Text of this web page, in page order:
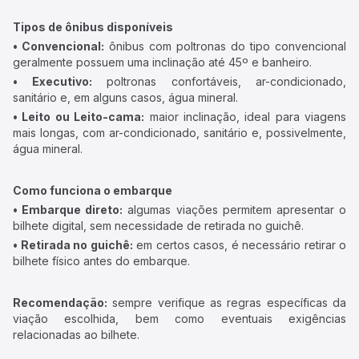
Tipos de ônibus disponíveis
• Convencional: ônibus com poltronas do tipo convencional
geralmente possuem uma inclinação até 45º e banheiro.
• Executivo: poltronas confortáveis, ar-condicionado,
sanitário e, em alguns casos, água mineral.
• Leito ou Leito-cama: maior inclinação, ideal para viagens
mais longas, com ar-condicionado, sanitário e, possivelmente,
água mineral.
Como funciona o embarque
• Embarque direto: algumas viações permitem apresentar o
bilhete digital, sem necessidade de retirada no guichê.
• Retirada no guichê: em certos casos, é necessário retirar o
bilhete físico antes do embarque.
Recomendação: sempre verifique as regras específicas da
viação escolhida, bem como eventuais exigências
relacionadas ao bilhete.